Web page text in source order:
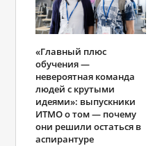
«Главный плюс
обучения —
невероятная команда
людей с крутыми
идеями»: выпускники
ИТМО о том ― почему
они решили остаться в
аспирантуре